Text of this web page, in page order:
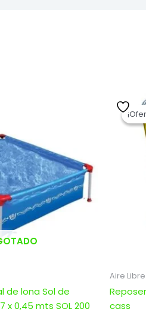
de lona Sol de
x 0,45 mts SOL 200
$ 5.892,00.
Aire Libre
cass